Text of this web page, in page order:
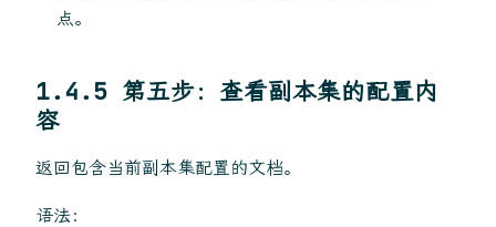
点。
1.4.5 第五步：查看副本集的配置内
容
返回包含当前副本集配置的文档。
语法：